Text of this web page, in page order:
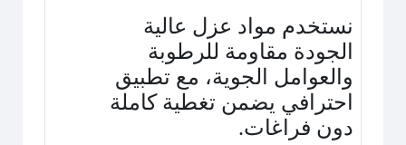
نستخدم مواد عزل عالية
الجودة مقاومة للرطوبة
والعوامل الجوية، مع تطبيق
احترافي يضمن تغطية كاملة
دون فراغات.